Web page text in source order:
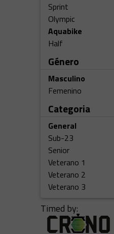
Sprint
Olympic
Aquabike
Half
Género
Masculino
Femenino
Categoria
General
Sub-23
Senior
Veterano 1
Veterano 2
Veterano 3
Timed by: